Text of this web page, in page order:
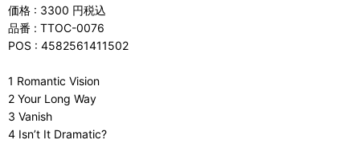
価格 : 3300 円税込
品番 : TTOC-0076
POS : 4582561411502
1 Romantic Vision
2 Your Long Way
3 Vanish
4 Isn’t It Dramatic?